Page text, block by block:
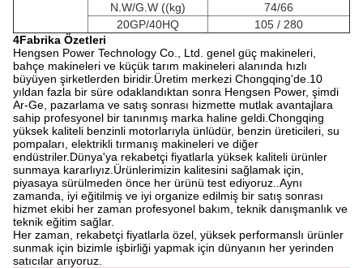
N.W/G.W ((kg)
74/66
20GP/40HQ
105 / 280
4Fabrika Özetleri
Hengsen Power Technology Co., Ltd. genel güç makineleri,
bahçe makineleri ve küçük tarım makineleri alanında hızlı
büyüyen şirketlerden biridir.Üretim merkezi Chongqing'de.10
yıldan fazla bir süre odaklandıktan sonra Hengsen Power, şimdi
Ar-Ge, pazarlama ve satış sonrası hizmette mutlak avantajlara
sahip profesyonel bir tanınmış marka haline geldi.Chongqing
yüksek kaliteli benzinli motorlarıyla ünlüdür, benzin üreticileri, su
pompaları, elektrikli tırmanış makineleri ve diğer
endüstriler.Dünya'ya rekabetçi fiyatlarla yüksek kaliteli ürünler
sunmaya kararlıyız.Ürünlerimizin kalitesini sağlamak için,
piyasaya sürülmeden önce her ürünü test ediyoruz..Aynı
zamanda, iyi eğitilmiş ve iyi organize edilmiş bir satış sonrası
hizmet ekibi her zaman profesyonel bakım, teknik danışmanlık ve
teknik eğitim sağlar.
Her zaman, rekabetçi fiyatlarla özel, yüksek performanslı ürünler
sunmak için bizimle işbirliği yapmak için dünyanın her yerinden
satıcılar arıyoruz.